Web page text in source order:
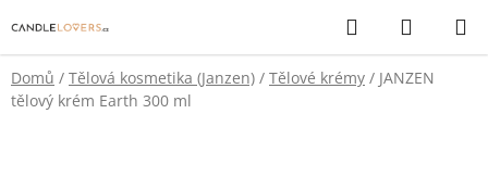
na
obsah
Hledat
KOŠÍK
Domů / Tělová kosmetika (Janzen) / Tělové krémy / JANZEN
tělový krém Earth 300 ml